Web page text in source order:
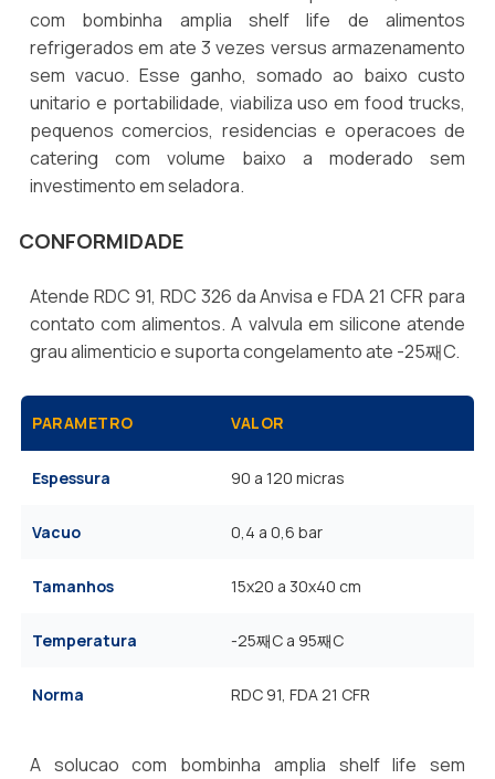
com bombinha amplia shelf life de alimentos
refrigerados em ate 3 vezes versus armazenamento
sem vacuo. Esse ganho, somado ao baixo custo
unitario e portabilidade, viabiliza uso em food trucks,
pequenos comercios, residencias e operacoes de
catering com volume baixo a moderado sem
investimento em seladora.
CONFORMIDADE
Atende RDC 91, RDC 326 da Anvisa e FDA 21 CFR para
contato com alimentos. A valvula em silicone atende
grau alimenticio e suporta congelamento ate -25째C.
PARAMETRO VALOR
Espessura 90 a 120 micras
Vacuo 0,4 a 0,6 bar
Tamanhos 15x20 a 30x40 cm
Temperatura -25째C a 95째C
Norma RDC 91, FDA 21 CFR
A solucao com bombinha amplia shelf life sem